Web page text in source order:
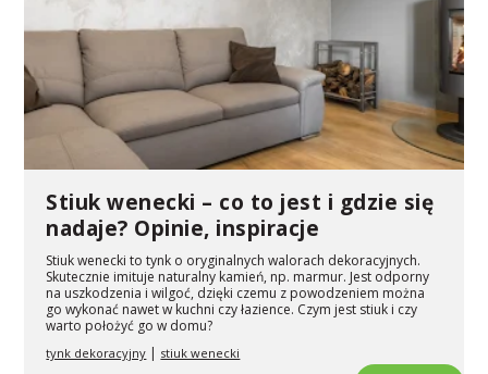
Stiuk wenecki – co to jest i gdzie się
nadaje? Opinie, inspiracje
Stiuk wenecki to tynk o oryginalnych walorach dekoracyjnych.
Skutecznie imituje naturalny kamień, np. marmur. Jest odporny
na uszkodzenia i wilgoć, dzięki czemu z powodzeniem można
go wykonać nawet w kuchni czy łazience. Czym jest stiuk i czy
warto położyć go w domu?
tynk dekoracyjny | stiuk wenecki